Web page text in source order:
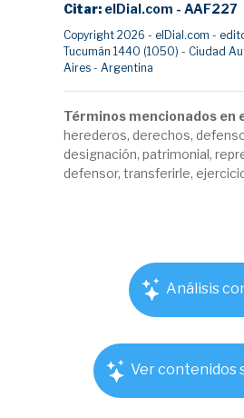
Citar: elDial.com - AAF227
Copyright 2026 - elDial.com -
Tucumán 1440 (1050) - Ciudad
Aires - Argentina
Términos mencionados en
herederos, derechos,
designación, patrimonial,
defensor, transferirle,
Análisis
Ver contenidos